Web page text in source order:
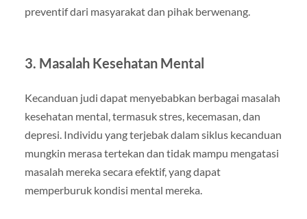
preventif dari masyarakat dan pihak berwenang.
3. Masalah Kesehatan Mental
Kecanduan judi dapat menyebabkan berbagai masalah
kesehatan mental, termasuk stres, kecemasan, dan
depresi. Individu yang terjebak dalam siklus kecanduan
mungkin merasa tertekan dan tidak mampu mengatasi
masalah mereka secara efektif, yang dapat
memperburuk kondisi mental mereka.